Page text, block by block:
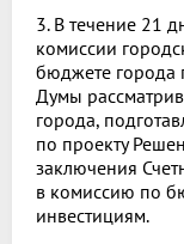
3. В течение 21
комиссии
бюджете города
Думы
города,
по проекту
заключения
в комиссию по
инвестициям.